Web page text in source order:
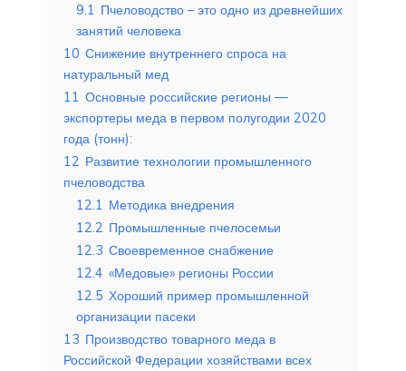
9.1 Пчеловодство – это одно из древнейших
занятий человека
10 Снижение внутреннего спроса на
натуральный мед
11 Основные российские регионы —
экспортеры меда в первом полугодии 2020
года (тонн):
12 Развитие технологии промышленного
пчеловодства
12.1 Методика внедрения
12.2 Промышленные пчелосемьи
12.3 Своевременное снабжение
12.4 «Медовые» регионы России
12.5 Хороший пример промышленной
организации пасеки
13 Производство товарного меда в
Российской Федерации хозяйствами всех